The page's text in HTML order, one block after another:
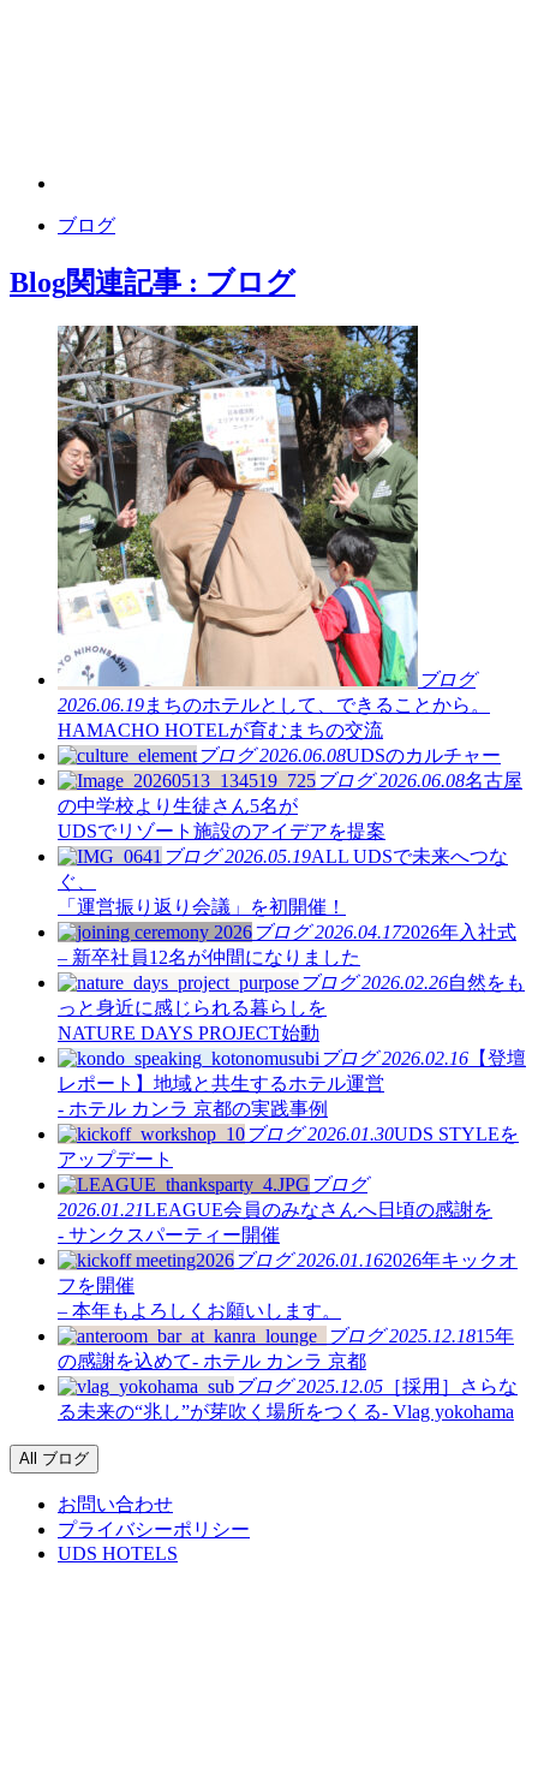
ブログ
Blog関連記事 : ブログ
ブログ
2026.06.19まちのホテルとして、できることから。
HAMACHO HOTELが育むまちの交流
ブログ2026.06.08UDSのカルチャー
ブログ2026.06.08名古屋
の中学校より生徒さん5名が
UDSでリゾート施設のアイデアを提案
ブログ2026.05.19ALL UDSで未来へつな
ぐ、
「運営振り返り会議」を初開催！
ブログ2026.04.172026年入社式
– 新卒社員12名が仲間になりました
ブログ2026.02.26自然をも
っと身近に感じられる暮らしを
NATURE DAYS PROJECT始動
ブログ2026.02.16 【登壇
レポート】地域と共生するホテル運営
- ホテル カンラ 京都の実践事例
ブログ2026.01.30UDS STYLEを
アップデート
ブログ
2026.01.21LEAGUE会員のみなさんへ日頃の感謝を
- サンクスパーティー開催
ブログ2026.01.162026年キックオ
フを開催
– 本年もよろしくお願いします。
ブログ2025.12.1815年
の感謝を込めて- ホテル カンラ 京都
ブログ2025.12.05 ［採用］さらな
る未来の“兆し”が芽吹く場所をつくる- Vlag yokohama
All ブログ
お問い合わせ
プライバシーポリシー
UDS HOTELS